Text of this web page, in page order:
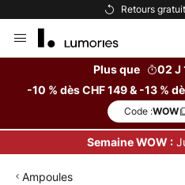
Retours
Allez
au
Plus que
02 J
-10 % dès CHF 149 & -13 %
Code :WOW
Semaine WOW :
Ampoules